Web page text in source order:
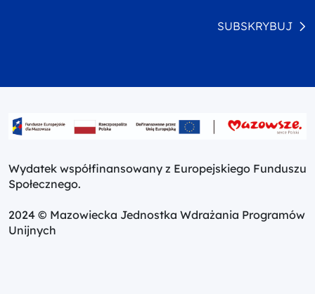
SUBSKRYBUJ
Wydatek współfinansowany z Europejskiego Funduszu
Społecznego.
2024 © Mazowiecka Jednostka Wdrażania Programów
Unijnych